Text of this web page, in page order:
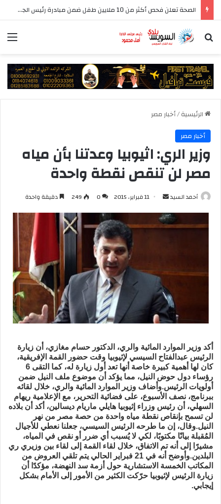
الصحة تعلن فحص أكثر من 10 ملايين طفل ضمن مبادرة رئيس الجمهورية للكشف المبكر وعلاج فقدان السمع لدى حديثي الولادة
بحث عن
الرئيسية/أخبار مصر
أخبار مصر
وزير الري: اثيوبيا وعدتنا بأن مياه
مصر لن تنقص نقطة واحدة
أحمد السيد
أرسل
إلكترونيا
11 فبراير، 2015 0
249 دقيقة واحدة
أكد وزير الموارد المائية والري، الدكتور حسام مغازي، أن زيارة
الرئيس عبدالفتاح السيسي لإثيوبيا وقت حضور القمة الإفريقية،
كان لها أهمية كبيرة خاصة أنها تعد أول زيارة له، كما التقى 6
رؤساء دول حوض النيل، مما يؤكد أن موضوع ملف النيل ضمن
أولويات الرئيس.وأضاف وزير الموارد المائية والري، خلال لقائه
ببرنامج، نصف الأسبوع، على فضائية التحرير، مع الإعلامية ريهام
السهلي، أن رئيس وزراء إثيوبيا هايلي ماريام ديسالين، أكد أن بلاده
لن تسمح بإنقاص نقطة مياه واحدة من حصة مصر من نهر
النيل.وقال، إن ما طرحه الرئيس السيسي، جعلنا نعطي للأجيال
المُقبلة بيانًا مكتوبًا، لكي لا يُسبب أي ضرر أو نقص في المياه،
مشيرًا إلى أنه تم الاتفاق، خلال لقاء القمة إلى لقاء بين وزيري ري
البلدين.وأوضح أنه في 21 فبراير الحالي يتم تلقي العروض من
المكاتب الخمسة الاستشارية حول أزمة سد النهضة، مؤكدًا أن
زيارة الرئيس لإثيوبيا حرّكت الكثير من الأمور إلى الأمام بشكل
إيجابي.​